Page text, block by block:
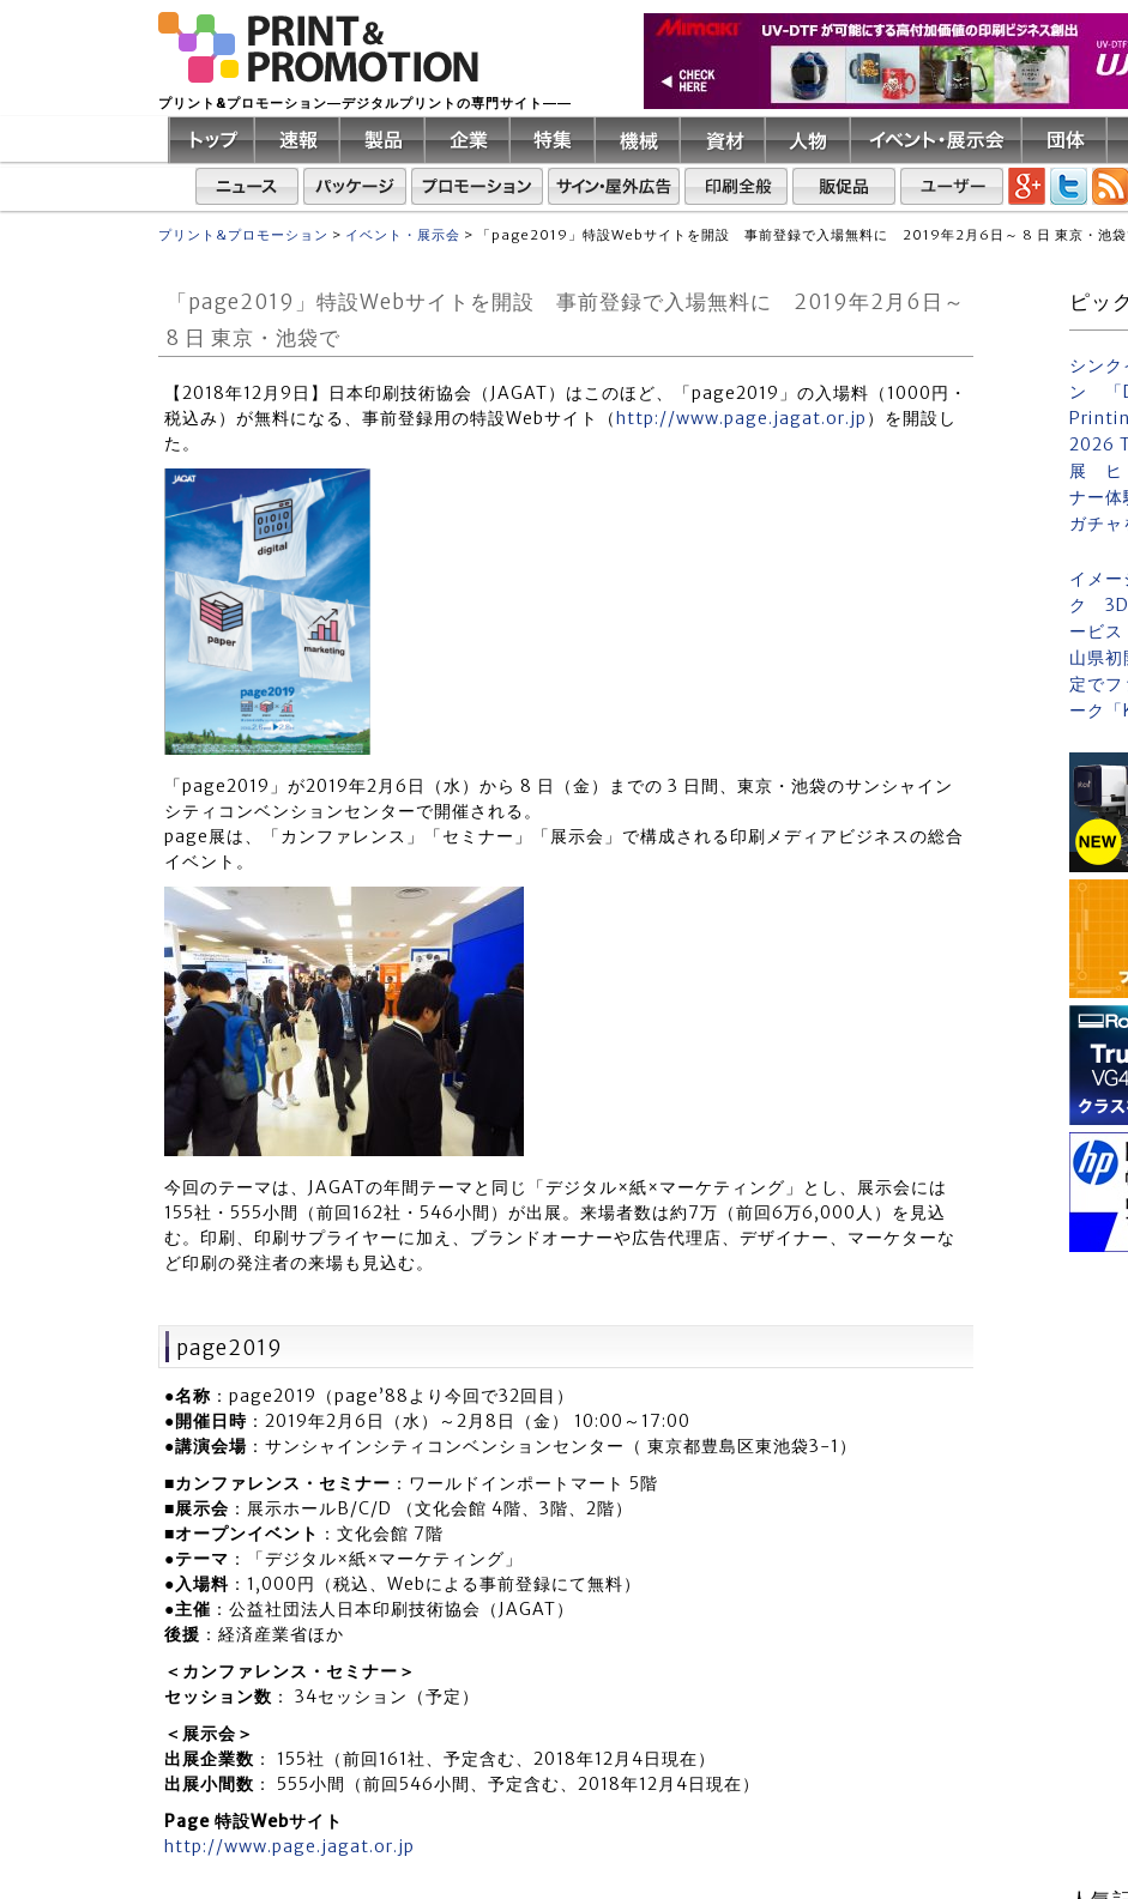
プリント&プロモーション―デジタルプリントの専門サイト――
プリント&プロモーション > イベント・展示会 > 「page2019」特設Webサイトを開設 事前登録で入場無料に 2019年2月6日～ 8 日 東京・池袋
「page2019」特設Webサイトを開設 事前登録で入場無料に 2019年2月6日～
8 日 東京・池袋で
【2018年12月9日】日本印刷技術協会（JAGAT）はこのほど、「page2019」の入場料（1000円・
税込み）が無料になる、事前登録用の特設Webサイト（http://www.page.jagat.or.jp ）を開設し
た。
「page2019」が2019年2月6日（水）から 8 日（金）までの 3 日間、東京・池袋のサンシャイン
シティコンベンションセンターで開催される。
page展は、「カンファレンス」「セミナー」「展示会」で構成される印刷メディアビジネスの総合
イベント。
今回のテーマは、JAGATの年間テーマと同じ「デジタル×紙×マーケティング」とし、展示会には
155社・555小間（前回162社・546小間）が出展。来場者数は約7万（前回6万6,000人）を見込
む。印刷、印刷サプライヤーに加え、ブランドオーナーや広告代理店、デザイナー、マーケターな
ど印刷の発注者の来場も見込む。
page2019
●名称 ：page2019（page’88より今回で32回目）
●開催日時 ：2019年2月6日（水）～2月8日（金） 10:00～17:00
●講演会場 ：サンシャインシティコンベンションセンター（ 東京都豊島区東池袋3-1）
■カンファレンス・セミナー ：ワールドインポートマート 5階
■展示会 ：展示ホールB/C/D （文化会館 4階、3階、2階）
■オープンイベント ：文化会館 7階
●テーマ ：「デジタル×紙×マーケティング」
●入場料 ：1,000円（税込、Webによる事前登録にて無料）
●主催 ：公益社団法人日本印刷技術協会（JAGAT）
後援 ：経済産業省ほか
＜カンファレンス・セミナー＞
セッション数 ： 34セッション（予定）
＜展示会＞
出展企業数 ： 155社（前回161社、予定含む、2018年12月4日現在）
出展小間数 ： 555小間（前回546小間、予定含む、2018年12月4日現在）
Page 特設Webサイト
http://www.page.jagat.or.jp
ピッ
シンク
ン 「
2026
展 ヒ
ナー体
ガチャ
イメー
ク 3D
ービ
山県
定で
ーク